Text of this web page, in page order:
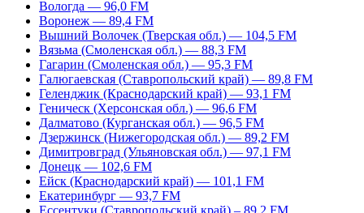
Вологда — 96,0 FM
Воронеж — 89,4 FM
Вышний Волочек (Тверская обл.) — 104,5 FM
Вязьма (Смоленская обл.) — 88,3 FM
Гагарин (Смоленская обл.) — 95,3 FM
Галюгаевская (Ставропольский край) — 89,8 FM
Геленджик (Краснодарский край) — 93,1 FM
Геническ (Херсонская обл.) — 96,6 FM
Далматово (Курганская обл.) — 96,5 FM
Дзержинск (Нижегородская обл.) — 89,2 FM
Димитровград (Ульяновская обл.) — 97,1 FM
Донецк — 102,6 FM
Ейск (Краснодарский край) — 101,1 FM
Екатеринбург — 93,7 FM
Ессентуки (Ставропольский край) – 89,2 FM